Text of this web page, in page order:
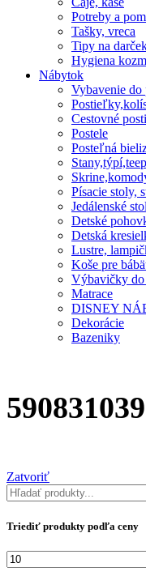
Potreby a
Tašky, vreca
Tipy na
Hygiena
Nábytok
Vybavenie
Cestovné
Postele
Posteľná
Písacie stoly,
Jedálenské
Detské
Detská
Lustre,
Koše pre
Výbavičky
Matrace
DISNEY
Dekorácie
Bazeniky
Zatvoriť
Hľadať
Triediť produkty podľa ceny
Minimálna
cena